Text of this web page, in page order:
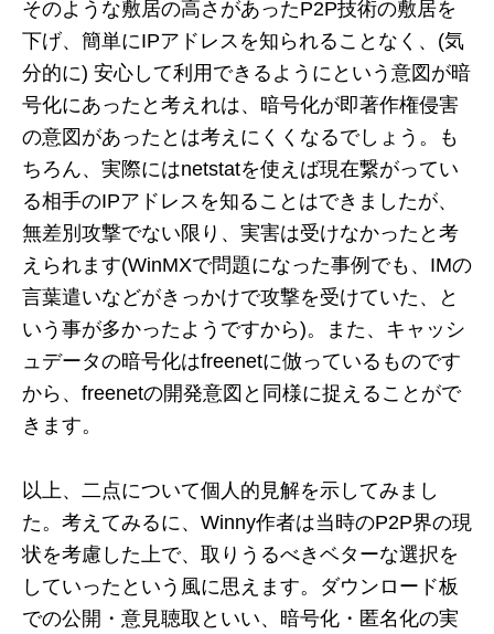
そのような敷居の高さがあったP2P技術の敷居を
下げ、簡単にIPアドレスを知られることなく、(気
分的に) 安心して利用できるようにという意図が暗
号化にあったと考えれは、暗号化が即著作権侵害
の意図があったとは考えにくくなるでしょう。も
ちろん、実際にはnetstatを使えば現在繋がってい
る相手のIPアドレスを知ることはできましたが、
無差別攻撃でない限り、実害は受けなかったと考
えられます(WinMXで問題になった事例でも、IMの
言葉遣いなどがきっかけで攻撃を受けていた、と
いう事が多かったようですから)。また、キャッシ
ュデータの暗号化はfreenetに倣っているものです
から、freenetの開発意図と同様に捉えることがで
きます。
以上、二点について個人的見解を示してみまし
た。考えてみるに、Winny作者は当時のP2P界の現
状を考慮した上で、取りうるべきベターな選択を
していったという風に思えます。ダウンロード板
での公開・意見聴取といい、暗号化・匿名化の実